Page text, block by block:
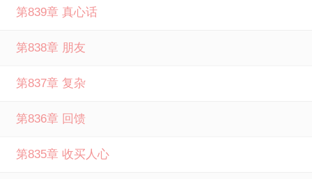
第839章 真心话
第838章 朋友
第837章 复杂
第836章 回馈
第835章 收买人心